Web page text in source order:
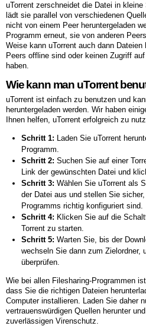
uTorrent zerschneidet die Datei in
lädt sie parallel von verschiedenen
nicht von einem Peer heruntergeladen
Programm erneut, sie von anderen
Weise kann uTorrent auch dann Dateien
Peers offline sind oder keinen Zugriff
haben.
Wie kann man uTorrent
uTorrent ist einfach zu benutzen und
heruntergeladen werden. Wir haben
Ihnen helfen, uTorrent erfolgreich zu
Schritt 1: Laden Sie uTorrent
Programm.
Schritt 2: Suchen Sie auf einer
Link der gewünschten Datei und
Schritt 3: Wählen Sie uTorrent als
der Datei aus und stellen Sie
Programms richtig konfiguriert sind.
Schritt 4: Klicken Sie auf die
Torrent zu starten.
Schritt 5: Warten Sie, bis der
wechseln Sie dann zum Zielordner,
überprüfen.
Wie bei allen Filesharing-Programmen
dass Sie die richtigen Dateien
Computer installieren. Laden Sie daher
vertrauenswürdigen Quellen herunter
zuverlässigen Virenschutz.